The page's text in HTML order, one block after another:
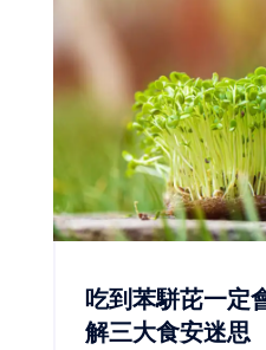
吃到苯駢芘一定會致癌
解三大食安迷思